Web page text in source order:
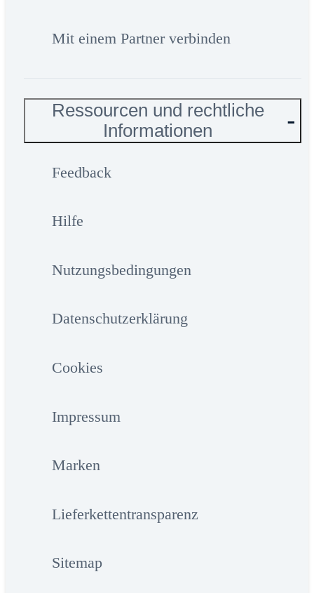
Mit einem Partner verbinden
Ressourcen und rechtliche
Informationen
Feedback
Hilfe
Nutzungsbedingungen
Datenschutzerklärung
Cookies
Impressum
Marken
Lieferkettentransparenz
Sitemap